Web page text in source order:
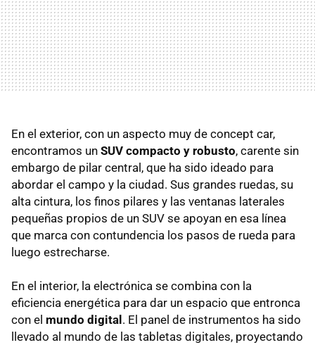
En el exterior, con un aspecto muy de concept car,
encontramos un SUV compacto y robusto, carente sin
embargo de pilar central, que ha sido ideado para
abordar el campo y la ciudad. Sus grandes ruedas, su
alta cintura, los finos pilares y las ventanas laterales
pequeñas propios de un SUV se apoyan en esa línea
que marca con contundencia los pasos de rueda para
luego estrecharse.
En el interior, la electrónica se combina con la
eficiencia energética para dar un espacio que entronca
con el mundo digital. El panel de instrumentos ha sido
llevado al mundo de las tabletas digitales, proyectando